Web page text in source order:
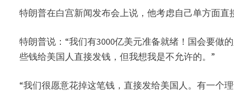
特朗普在白宫新闻发布会上说，他考虑自己单方面直
特朗普说：“我们有3000亿美元准备就绪！国会要做
些钱给美国人直接发钱，但我想我是不允许的。”
“我们很愿意花掉这笔钱，直接发给美国人。有一个